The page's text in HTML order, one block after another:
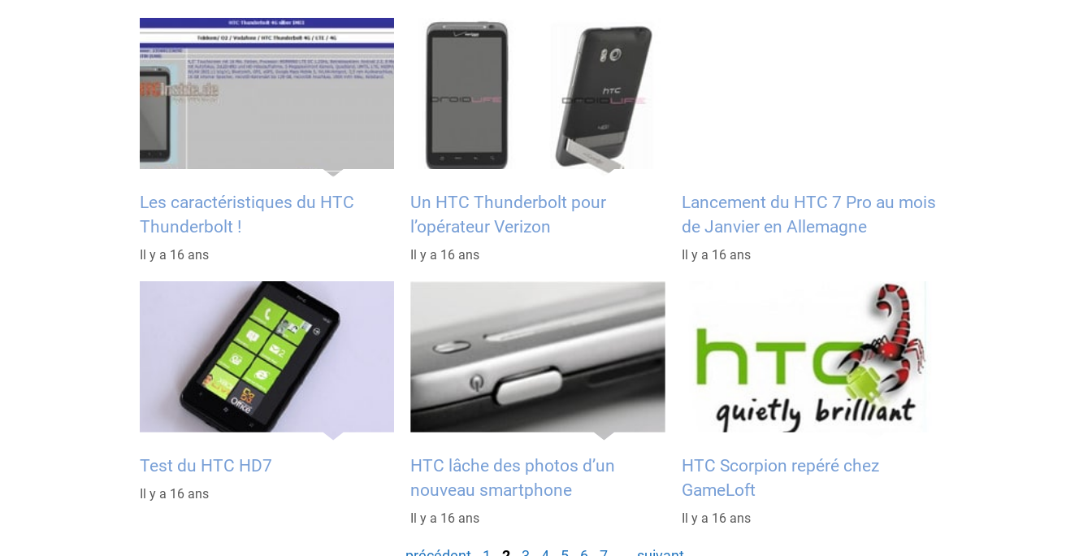
Les caractéristiques du HTC
Thunderbolt !
Il y a 16 ans
Un HTC Thunderbolt pour
l’opérateur Verizon
Il y a 16 ans
Lancement du HTC 7 Pro au mois
de Janvier en Allemagne
Il y a 16 ans
Test du HTC HD7
Il y a 16 ans
HTC lâche des photos d’un
nouveau smartphone
Il y a 16 ans
HTC Scorpion repéré chez
GameLoft
Il y a 16 ans